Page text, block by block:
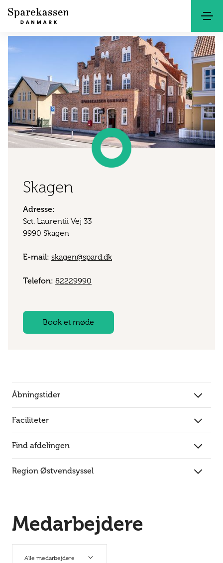
Skagen
Adresse:
Sct. Laurentii Vej 33
9990 Skagen
E-mail: skagen@spard.dk
Telefon: 82229990
Book et møde
Åbningstider
Faciliteter
Find afdelingen
Region Østvendsyssel
Medarbejdere
Alle medarbejdere